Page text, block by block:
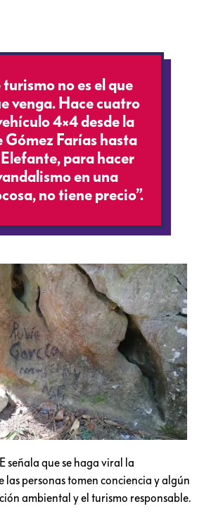
no es el que
venga. Hace cuatro
4×4 desde la
Gómez Farías hasta
para hacer
en una
no tiene precio”.
señala que se haga viral la
personas tomen conciencia y algún
ambiental y el turismo responsable.